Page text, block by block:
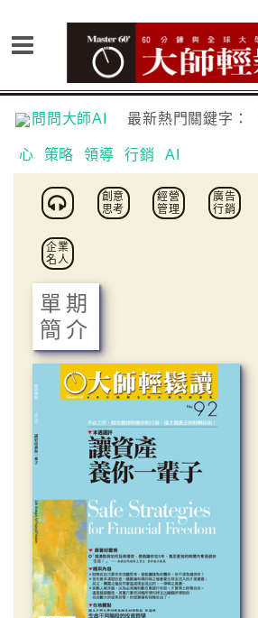
問問大師AI 最新熱門關鍵字：
心 策略 領導 行銷 AI
創意
思考
經營
管理
廣告
行銷
企業
名人
單期
簡介